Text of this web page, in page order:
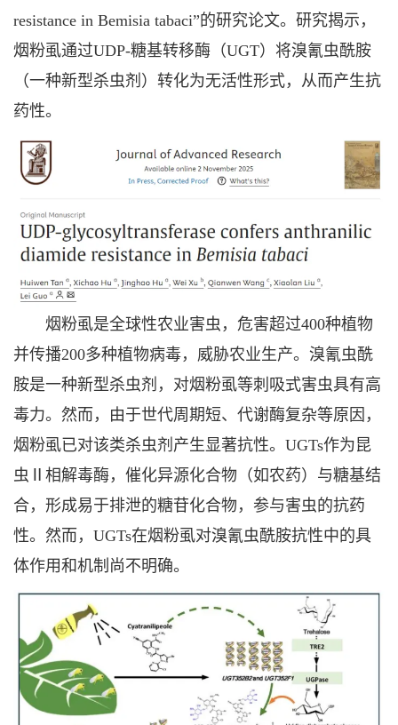
resistance in Bemisia tabaci”的研究论文。研究揭示，
烟粉虱通过UDP-糖基转移酶（UGT）将溴氰虫酰胺
（一种新型杀虫剂）转化为无活性形式，从而产生抗
药性。
烟粉虱是全球性农业害虫，危害超过400种植物
并传播200多种植物病毒，威胁农业生产。溴氰虫酰
胺是一种新型杀虫剂，对烟粉虱等刺吸式害虫具有高
毒力。然而，由于世代周期短、代谢酶复杂等原因，
烟粉虱已对该类杀虫剂产生显著抗性。UGTs作为昆
虫Ⅱ相解毒酶，催化异源化合物（如农药）与糖基结
合，形成易于排泄的糖苷化合物，参与害虫的抗药
性。然而，UGTs在烟粉虱对溴氰虫酰胺抗性中的具
体作用和机制尚不明确。